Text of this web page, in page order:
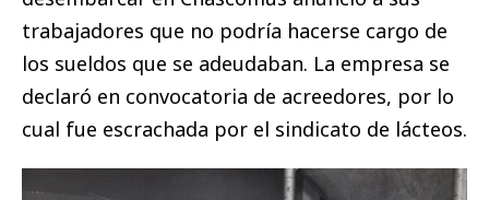
trabajadores que no podría hacerse cargo de
los sueldos que se adeudaban. La empresa se
declaró en convocatoria de acreedores, por lo
cual fue escrachada por el sindicato de lácteos.